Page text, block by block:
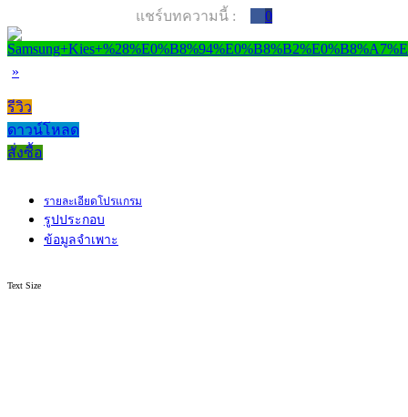
แชร์บทความนี้ : 0
»
รีวิว
ดาวน์โหลด
สั่งซื้อ
รายละเอียดโปรแกรม
รูปประกอบ
ข้อมูลจำเพาะ
Text Size